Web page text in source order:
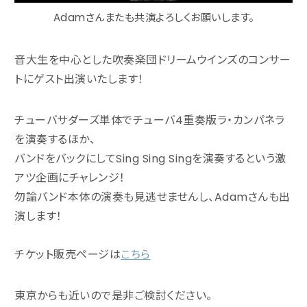
Adamさんまたも共演よろしくお願いします。
音大生を中心とした吹奏楽団ドリームウインズのコンサー
トにゲスト出演いたします！
チューバサダーズ単体でチューバ4重奏版ラ・カンパネラ
を演奏するほか、
バンドをバックにしてSing Sing Singを演奏するという激
アツ企画にチャレンジ！
勿論バンド本体の演奏も見逃せませんし、Adamさんも出
演します！
チケット販売ページはこちら
東京からも近いので是非ご検討ください。